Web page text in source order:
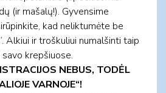
(ir mašalų!). Gyvensime
kad neliktumėte be
Alkiui ir troškuliui numalšinti taip
krepšiuose.
NEBUS, TODĖL
VARNOJE“!